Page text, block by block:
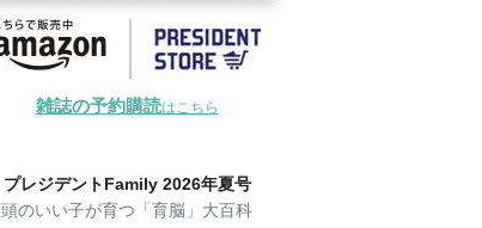
雑誌の予約購読はこちら
プレジデントFamily 2026年夏号
頭のいい子が育つ「育脳」大百科